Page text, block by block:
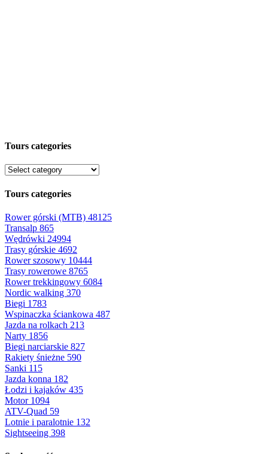
Tours categories
Tours categories
Rower górski (MTB) 48125
Transalp 865
Wędrówki 24994
Trasy górskie 4692
Rower szosowy 10444
Trasy rowerowe 8765
Rower trekkingowy 6084
Nordic walking 370
Biegi 1783
Wspinaczka ściankowa 487
Jazda na rolkach 213
Narty 1856
Biegi narciarskie 827
Rakiety śnieżne 590
Sanki 115
Jazda konna 182
Łodzi i kajaków 435
Motor 1094
ATV-Quad 59
Lotnie i paralotnie 132
Sightseeing 398